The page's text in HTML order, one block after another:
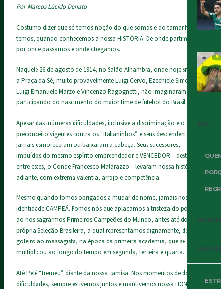
3VV
Por Marcos Lúcido Donato
Costumo dizer que só temos noção do que somos e do tamanho que
temos, quando conhecemos a nossa HISTÓRIA. De onde partimos,
por onde passamos e onde chegamos.
Naquele 26 de agosto de 1914, no Salão Alhambra, onde hoje situa-se
a Praça da Sé, muito provavelmente Luigi Cervo, Ezechiele Simone,
Luigi Emanuele Marzo e Vincenzo Ragognetti, não imaginaram estar
participando do nascimento do maior time de futebol do Brasil.
Apesar das inúmeras dificuldades, inclusive a discriminação e o
preconceito vigentes contra os “italianinhos” e seus descendentes,
jamais esmoreceram ou baixaram a cabeça. Seus sucessores,
imbuídos do mesmo espírito empreendedor e VENCEDOR – destaco,
entre estes, o Conde Francesco Matarazzo – levaram nossa história
adiante, com extrema valentia, arrojo e competência.
Mesmo quando fomos obrigados a mudar de nome, jamais nossa
identidade CAMPEÃ. Fomos nós que aplacamos a tristeza do povo,
ao nos sagrarmos Primeiros Campeões do Mundo, antes até do que a
própria Seleção Brasileira, a qual representamos dignamente, do
goleiro ao massagista, na época da primeira academia, que se
multiplicou ao longo do tempo em segunda, terceira e quarta.
Até Pelé “tremeu” diante da nossa camisa. Nos momentos de dor e
dificuldades, sempre estivemos juntos e mantivemos nossa HONRA e